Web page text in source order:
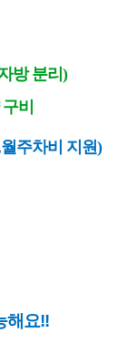
방 분리)
비
주차비 지원)
해요!!